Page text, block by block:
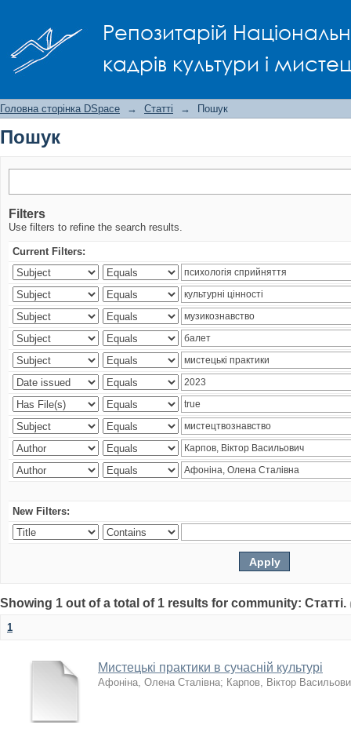
Репозитарій
кадрів культури і
Головна сторінка DSpace → Статті → Пошук
Пошук
Filters
Use filters to refine the search results.
Current Filters:
New Filters:
Showing 1 out of a total of 1 results for community: Статті.
1
Мистецькі практики в сучасній культурі
Афоніна, Олена Сталівна; Карпов, Віктор